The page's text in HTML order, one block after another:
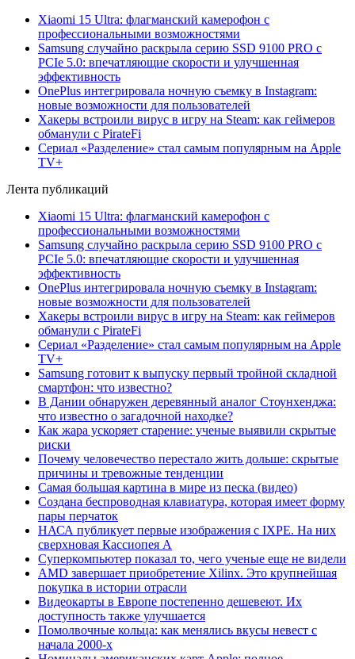
Xiaomi 15 Ultra: флагманский камерофон с
профессиональными возможностями
Samsung случайно раскрыла серию SSD 9100 PRO с
PCIe 5.0: впечатляющие скорости и улучшенная
эффективность
OnePlus интегрировала ночную съемку в Instagram:
новые возможности для пользователей
Хакеры встроили вирус в игру на Steam: как геймеров
обманули с PirateFi
Сериал «Разделение» стал самым популярным на Apple
TV+
Лента публикаций
Xiaomi 15 Ultra: флагманский камерофон с
профессиональными возможностями
Samsung случайно раскрыла серию SSD 9100 PRO с
PCIe 5.0: впечатляющие скорости и улучшенная
эффективность
OnePlus интегрировала ночную съемку в Instagram:
новые возможности для пользователей
Хакеры встроили вирус в игру на Steam: как геймеров
обманули с PirateFi
Сериал «Разделение» стал самым популярным на Apple
TV+
Samsung готовит к выпуску первый тройной складной
смартфон: что известно?
В Дании обнаружен деревянный аналог Стоунхенджа:
что известно о загадочной находке?
Как жара ускоряет старение: ученые выявили скрытые
риски
Почему человечество перестало жить дольше: скрытые
причины и тревожные тенденции
Самая большая картина в мире из песка (видео)
Создана беспроводная клавиатура, которая имеет форму
пары перчаток
НАСА публикует первые изображения с IXPE. На них
сверхновая Кассиопея А
Суперкомпьютер показал то, чего ученые еще не видели
AMD завершает приобретение Xilinx. Это крупнейшая
покупка в истории отрасли
Видеокарты в Европе постепенно дешевеют. Их
доступность также улучшается
Помолвочные кольца: как менялись вкусы невест с
начала 2000-х